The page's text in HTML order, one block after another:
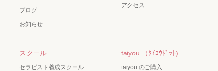
ブログ
お知らせ
アクセス
スクール
セラピスト養成スクール
taiyou.（ﾀｲﾖｳﾄﾞｯﾄ)
taiyou.のご購入